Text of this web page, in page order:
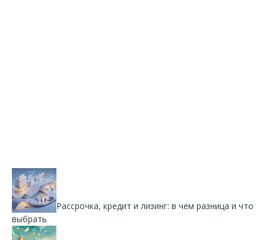
Рассрочка, кредит и лизинг: в чем разница и что
выбрать